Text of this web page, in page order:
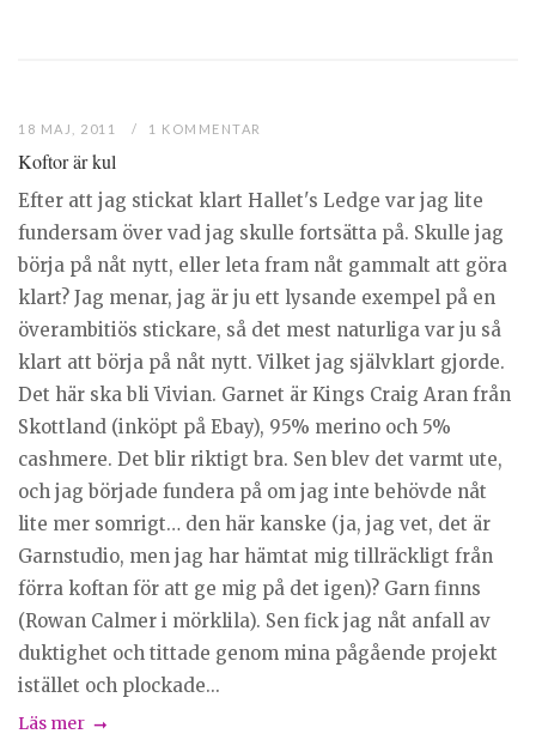
18 MAJ, 2011 1 KOMMENTAR
Koftor är kul
Efter att jag stickat klart Hallet's Ledge var jag lite
fundersam över vad jag skulle fortsätta på. Skulle jag
börja på nåt nytt, eller leta fram nåt gammalt att göra
klart? Jag menar, jag är ju ett lysande exempel på en
överambitiös stickare, så det mest naturliga var ju så
klart att börja på nåt nytt. Vilket jag självklart gjorde.
Det här ska bli Vivian. Garnet är Kings Craig Aran från
Skottland (inköpt på Ebay), 95% merino och 5%
cashmere. Det blir riktigt bra. Sen blev det varmt ute,
och jag började fundera på om jag inte behövde nåt
lite mer somrigt… den här kanske (ja, jag vet, det är
Garnstudio, men jag har hämtat mig tillräckligt från
förra koftan för att ge mig på det igen)? Garn finns
(Rowan Calmer i mörklila). Sen fick jag nåt anfall av
duktighet och tittade genom mina pågående projekt
istället och plockade...
Läs mer